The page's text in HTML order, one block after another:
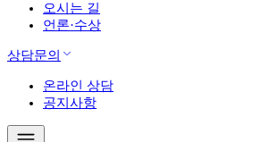
오시는 길
언론·수상
상담문의
온라인 상담
공지사항